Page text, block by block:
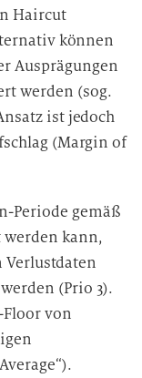
Haircut
können
Ausprägungen
werden (sog.
ist jedoch
(Margin of
Periode gemäß
kann,
Verlustdaten
(Prio 3).
von